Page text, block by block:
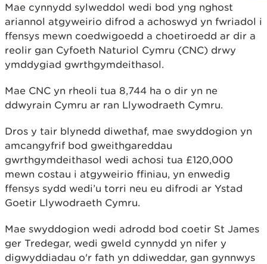
Mae cynnydd sylweddol wedi bod yng nghost
ariannol atgyweirio difrod a achoswyd yn fwriadol i
ffensys mewn coedwigoedd a choetiroedd ar dir a
reolir gan Cyfoeth Naturiol Cymru (CNC) drwy
ymddygiad gwrthgymdeithasol.
Mae CNC yn rheoli tua 8,744 ha o dir yn ne
ddwyrain Cymru ar ran Llywodraeth Cymru.
Dros y tair blynedd diwethaf, mae swyddogion yn
amcangyfrif bod gweithgareddau
gwrthgymdeithasol wedi achosi tua £120,000
mewn costau i atgyweirio ffiniau, yn enwedig
ffensys sydd wedi’u torri neu eu difrodi ar Ystad
Goetir Llywodraeth Cymru.
Mae swyddogion wedi adrodd bod coetir St James
ger Tredegar, wedi gweld cynnydd yn nifer y
digwyddiadau o'r fath yn ddiweddar, gan gynnwys